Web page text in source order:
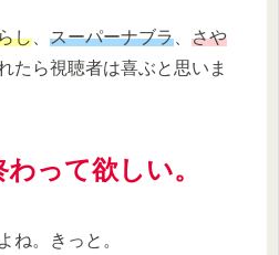
し スーパーナブラ
さや
たら視聴者は喜ぶと思いま
って欲しい。
ね。きっと。